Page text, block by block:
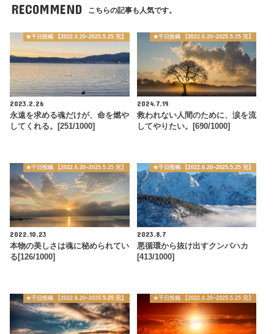
RECOMMEND こちらの記事も人気です。
★千日投稿 【2022.6.20~2025.5.25 完】
2023.2.26
永遠を求める魂だけが、命を燃や
してくれる。[251/1000]
★千日投稿 【2022.6.20~2025.5.25 完】
2024.7.19
救われない人間のために、涙を流
してやりたい。[690/1000]
★千日投稿 【2022.6.20~2025.5.25 完】
2022.10.23
本物の美しさは魂に秘められてい
る[126/1000]
★千日投稿 【2022.6.20~2025.5.25 完】
2023.8.7
悪循環から抜け出すクンバハカ
[413/1000]
★千日投稿 【2022.6.20~2025.5.25 完】 ★千日投稿 【2022.6.20~2025.5.25 完】